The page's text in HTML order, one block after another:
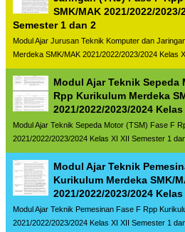
SMK/MAK 2021/2022/2023/
Semester 1 dan 2
Modul Ajar Jurusan Teknik Komputer dan
Merdeka SMK/MAK 2021/2022/2023/2024 Kelas
Modul Ajar Teknik Sepeda
Rpp Kurikulum Merdeka
2021/2022/2023/2024
Modul Ajar Teknik Sepeda Motor (TSM) Fase F
2021/2022/2023/2024 Kelas XI XII Semester 1 dan
Modul Ajar Teknik
Kurikulum Merdeka SMK/
2021/2022/2023/2024
Modul Ajar Teknik Pemesinan Fase F Rpp
2021/2022/2023/2024 Kelas XI XII Semester 1